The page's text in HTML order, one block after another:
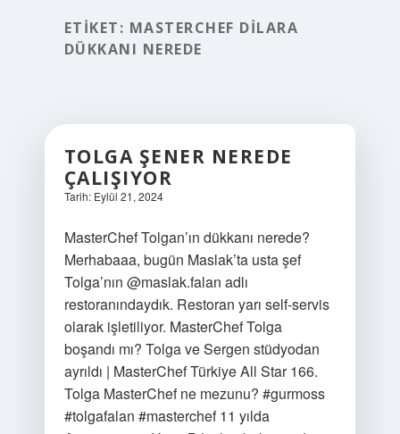
ETIKET: MASTERCHEF DILARA
DÜKKANI NEREDE
TOLGA ŞENER NEREDE
ÇALIŞIYOR
Tarih: Eylül 21, 2024
MasterChef Tolgan’ın dükkanı nerede?
Merhabaaa, bugün Maslak’ta usta şef
Tolga’nın @maslak.falan adlı
restoranındaydık. Restoran yarı self-servis
olarak işletiliyor. MasterChef Tolga
boşandı mı? Tolga ve Sergen stüdyodan
ayrıldı | MasterChef Türkiye All Star 166.
Tolga MasterChef ne mezunu? #gurmoss
#tolgafalan #masterchef 11 yılda